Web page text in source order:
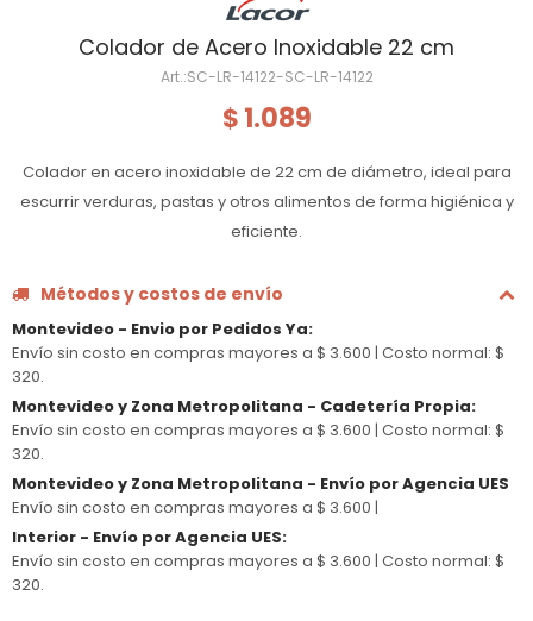
Colador de Acero Inoxidable 22 cm
SC-LR-14122-SC-LR-14122
$ 1.089
Colador en acero inoxidable de 22 cm de diámetro, ideal para
escurrir verduras, pastas y otros alimentos de forma higiénica y
eficiente.
Métodos y costos de envío
Montevideo - Envio por Pedidos Ya:
Envío sin costo en compras mayores a $ 3.600 | Costo normal: $
320.
Montevideo y Zona Metropolitana - Cadetería Propia:
Envío sin costo en compras mayores a $ 3.600 | Costo normal: $
320.
Montevideo y Zona Metropolitana - Envío por Agencia UES
Envío sin costo en compras mayores a $ 3.600 |
Interior - Envío por Agencia UES:
Envío sin costo en compras mayores a $ 3.600 | Costo normal: $
320.